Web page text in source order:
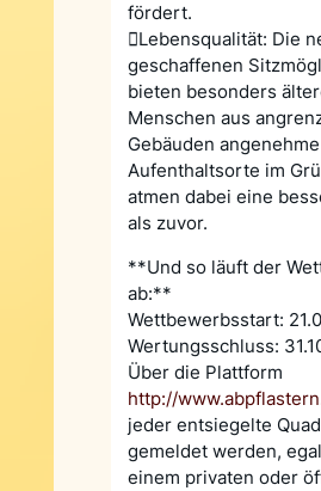
fördert.
Lebensqualität: Die
geschaffenen
bieten besonders
Menschen aus
Gebäuden angenehme
Aufenthaltsorte im
atmen dabei eine
als zuvor.
**Und so läuft der
ab:**
Wettbewerbsstart:
Wertungsschluss:
Über die Plattform
http://
jeder entsiegelte
gemeldet werden,
einem privaten oder